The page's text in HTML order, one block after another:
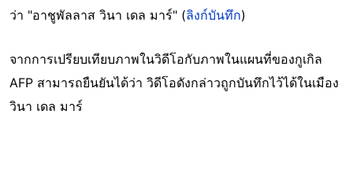
ว่า "อาชูพัลลาส วินา เดล มาร์" (ลิงก์บันทึก)
จากการเปรียบเทียบภาพในวิดีโอกับภาพในแผนที่ของกูเกิล
AFP สามารถยืนยันได้ว่า วิดีโอดังกล่าวถูกบันทึกไว้ได้ในเมือง
วินา เดล มาร์